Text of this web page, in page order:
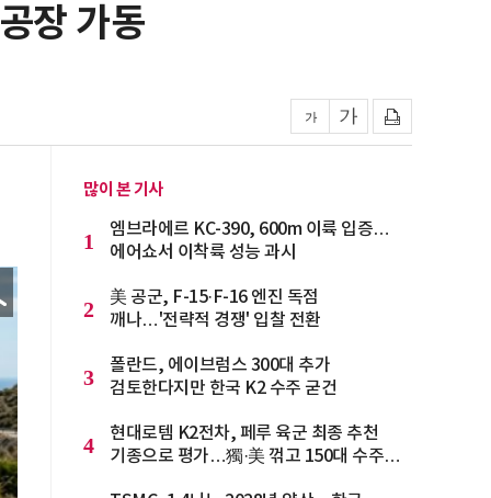
장 가동
많이 본 기사
1
엠브라에르 KC-390, 600m 이륙 입증…
에어쇼서 이착륙 성능 과시
2
美 공군, F-15·F-16 엔진 독점
깨나…'전략적 경쟁' 입찰 전환
3
폴란드, 에이브럼스 300대 추가
검토한다지만 한국 K2 수주 굳건
4
현대로템 K2전차, 페루 육군 최종 추천
기종으로 평가…獨·美 꺾고 150대 수주